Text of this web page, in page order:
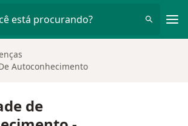
está procurando?
Autoconhecimento
de